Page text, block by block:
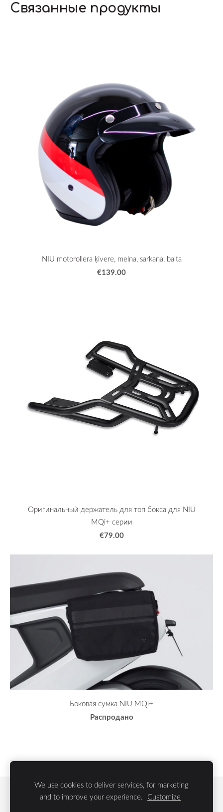
Связанные продукты
NIU motorollera ķivere, melna, sarkana, balta
€139.00
Оригинальный держатель для топ бокса для NIU
MQi+ серии
€79.00
Боковая сумка NIU MQi+
Распродано
Файлы cookie
We use cookies to deliver services, for marketing
and to improve your experience. Customize